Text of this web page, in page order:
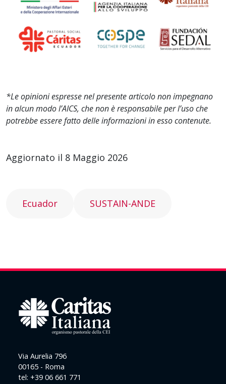
*Le opinioni espresse nel presente articolo non impegnano
in alcun modo l’AICS, che non è responsabile per l’uso che
potrebbe essere fatto delle informazioni in esso contenute.
Aggiornato il 8 Maggio 2026
Ecuador SUSTAIN-ANDE
Via Aurelia 796
00165 - Roma
tel: +39 06 661 771